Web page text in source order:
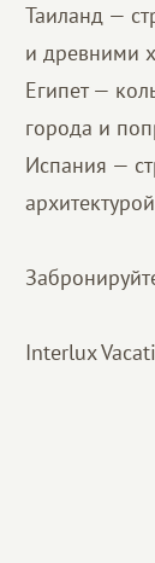
Таиланд —
и древними
Египет —
города и
Испания —
Interlux